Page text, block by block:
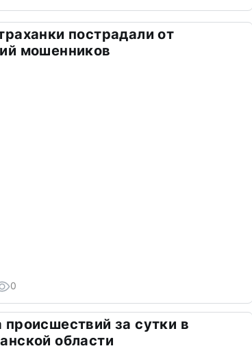
пострадали от
мошенников
0
происшествий за сутки в
области